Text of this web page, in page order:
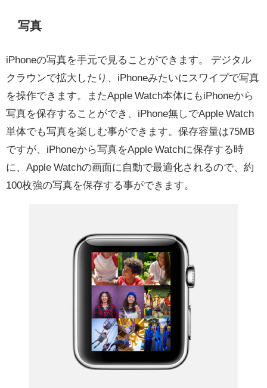
写真
iPhoneの写真を手元で見ることができます。 デジタル
クラウンで拡大したり、iPhoneみたいにスワイプで写真
を操作できます。またApple Watch本体にもiPhoneから
写真を保存することができ、iPhone無しでApple Watch
単体でも写真を楽しむ事ができます。保存容量は75MB
ですが、iPhoneから写真をApple Watchに保存する時
に、Apple Watchの画面に自動で最適化されるので、約
100枚強の写真を保存する事ができます。